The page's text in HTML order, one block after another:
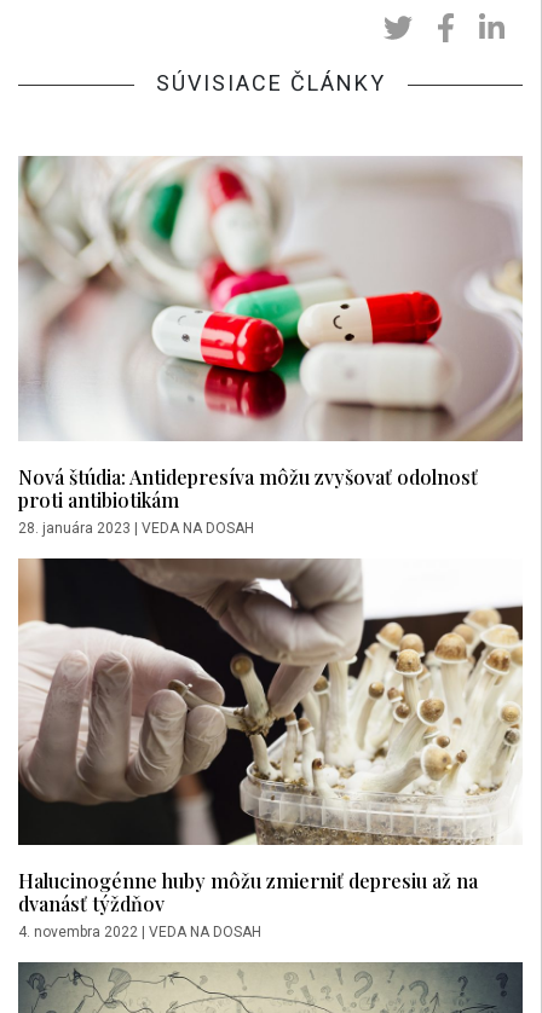
SÚVISIACE ČLÁNKY
Nová štúdia: Antidepresíva môžu zvyšovať odolnosť
proti antibiotikám
28. januára 2023 VEDA NA DOSAH
Halucinogénne huby môžu zmierniť depresiu až na
dvanásť týždňov
4. novembra 2022 | VEDA NA DOSAH